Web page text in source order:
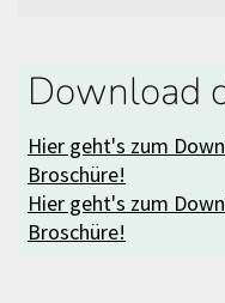
Download
Hier geht's zum
Broschüre!
Hier geht's zum
Broschüre!